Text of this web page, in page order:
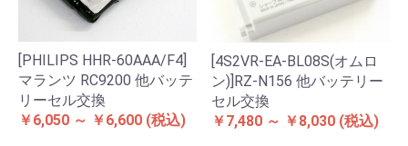
[PHILIPS HHR-60AAA/F4]
マランツ RC9200 他バッテ
リーセル交換
￥6,050 ～ ￥6,600 (税込)
[4S2VR-EA-BL08S(オムロ
ン)]RZ-N156 他バッテリー
セル交換
￥7,480 ～ ￥8,030 (税込)